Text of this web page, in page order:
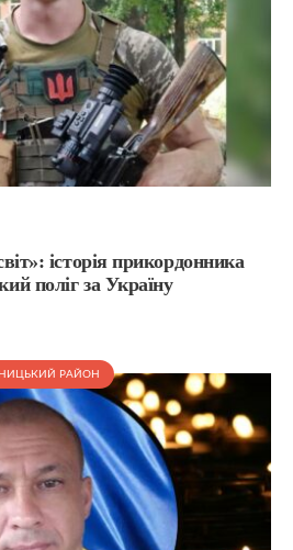
історія прикордонника
поліг за Україну
РАЙОН